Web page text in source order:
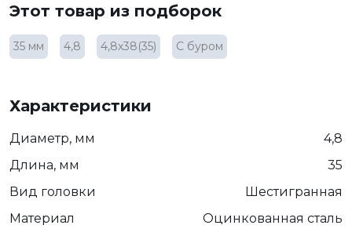
Этот товар из подборок
35 мм 4,8 4,8х38(35) С буром
Характеристики
Диаметр, мм
4,8
Длина, мм
35
Вид головки
Шестигранная
Материал
Оцинкованная сталь